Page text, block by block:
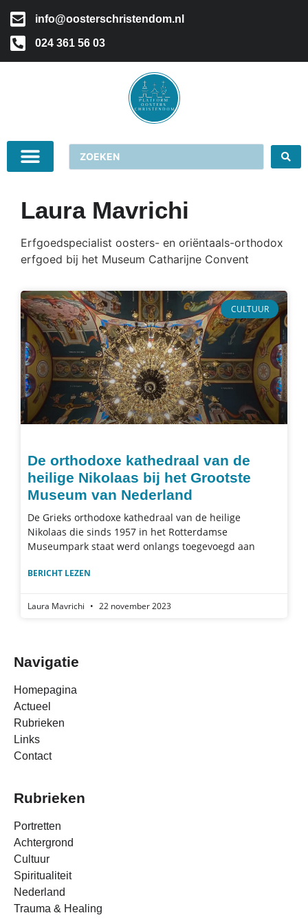
info@oosterschristendom.nl
024 361 56 03
Laura Mavrichi
Erfgoedspecialist oosters- en oriëntaals-orthodox
erfgoed bij het Museum Catharijne Convent
CULTUUR
De orthodoxe kathedraal van de
heilige Nikolaas bij het Grootste
Museum van Nederland
De Grieks orthodoxe kathedraal van de heilige
Nikolaas die sinds 1957 in het Rotterdamse
Museumpark staat werd onlangs toegevoegd aan
BERICHT LEZEN
Laura Mavrichi 22 november 2023
Navigatie
Homepagina
Actueel
Rubrieken
Links
Contact
Rubrieken
Portretten
Achtergrond
Cultuur
Spiritualiteit
Nederland
Trauma & Healing